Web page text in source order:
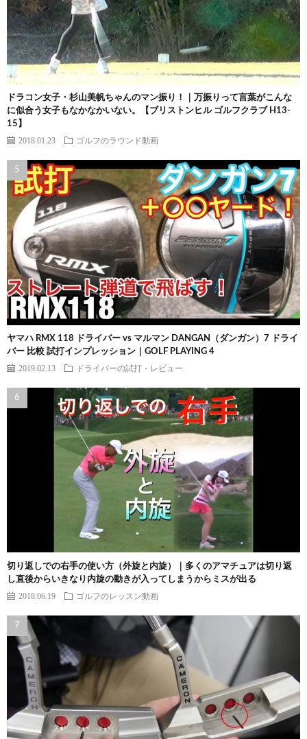
ドラコン女子・杉山美帆ちゃんのマン振り！｜万振りって言葉がこんな
に似合う女子もなかなかいない。【ブリストンヒル ゴルフクラブ H13-
15】
2018.01.23 ゴルフのラウンド動画
ヤマハ RMX 118 ドライバー vs マルマン DANGAN（ダンガン）7 ドライ
バー 比較 試打インプレッション｜GOLF PLAYING 4
2019.02.13 ドライバーの試打・レビュー
切り返しでの右手の使い方（外旋と内旋）｜多くのアマチュアは切り返
し直後からいきなり内旋の動きが入ってしまうからミスが出る
2018.06.19 ゴルフのレッスン動画